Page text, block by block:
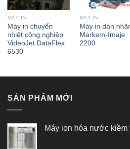
MÁY IN
Máy in chuyển
nhiệt công nghiệp
VideoJet DataFlex
6530
MÁY IN
Máy in dán
Markem-Imaje
2200
SẢN PHẨM MỚI
Máy ion hóa nước kiềm